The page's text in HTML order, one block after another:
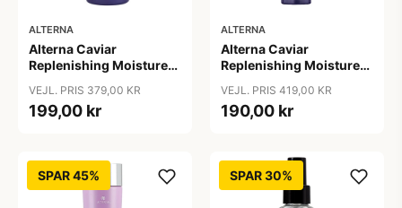
ALTERNA
Alterna Caviar
Replenishing Moisture
VEJL. PRIS 379,00 KR
199,00 kr
ALTERNA
Alterna Caviar
Replenishing Moisture
Milk, 147 ml
VEJL. PRIS 419,00 KR
190,00 kr
SPAR 45% SPAR 30%